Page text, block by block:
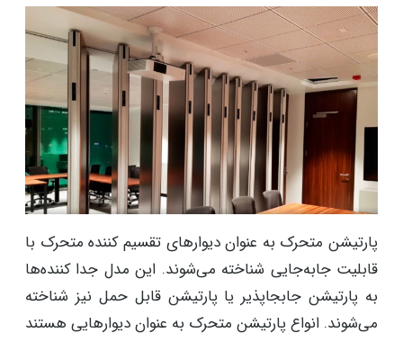
پارتیشن متحرک به عنوان دیوارهای تقسیم کننده متحرک با
قابلیت جابه‌جایی شناخته می‌شوند. این مدل جدا کننده‌ها
به پارتیشن جابجاپذیر یا پارتیشن قابل حمل نیز شناخته
می‌شوند. انواع پارتیشن متحرک به عنوان دیوارهایی هستند